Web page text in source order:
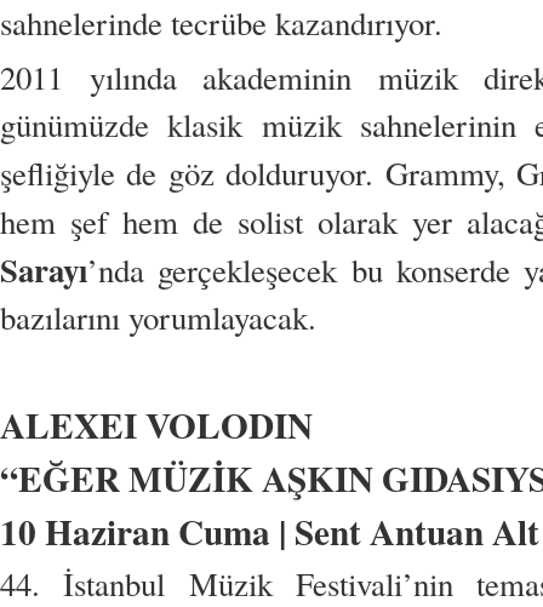
sahnelerinde tecrübe kazandırıyor.
2011 yılında akademinin müzik
günümüzde klasik müzik sahnelerinin
şefliğiyle de göz dolduruyor. Grammy,
hem şef hem de solist olarak yer
Sarayı’nda gerçekleşecek bu konserde
bazılarını yorumlayacak.
ALEXEI VOLODIN
“EĞER MÜZİK AŞKIN
10 Haziran Cuma | Sent Antuan
44. İstanbul Müzik Festivali’nin